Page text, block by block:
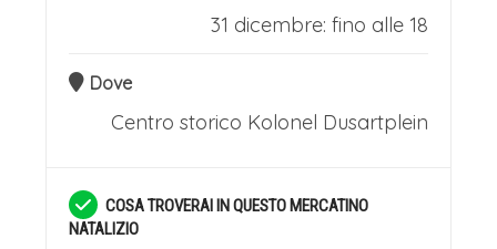
31 dicembre: fino alle 18
Dove
Centro storico Kolonel Dusartplein
COSA TROVERAI IN QUESTO MERCATINO
NATALIZIO